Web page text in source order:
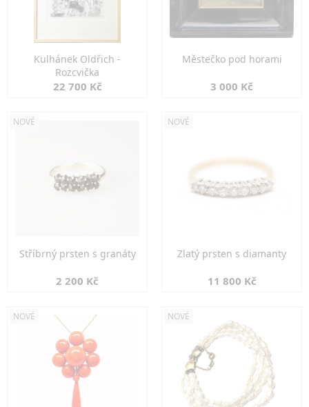
Kulhánek Oldřich -
Rozcvička
22 700 Kč
Městečko pod horami
3 000 Kč
NOVÉ
Stříbrný prsten s granáty
2 200 Kč
NOVÉ
Zlatý prsten s diamanty
11 800 Kč
NOVÉ NOVÉ